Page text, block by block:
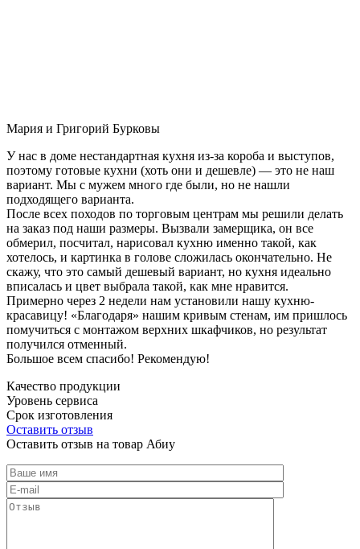
Мария и Григорий Бурковы
У нас в доме нестандартная кухня из-за короба и выступов,
поэтому готовые кухни (хоть они и дешевле) — это не наш
вариант. Мы с мужем много где были, но не нашли
подходящего варианта.
После всех походов по торговым центрам мы решили делать
на заказ под наши размеры. Вызвали замерщика, он все
обмерил, посчитал, нарисовал кухню именно такой, как
хотелось, и картинка в голове сложилась окончательно. Не
скажу, что это самый дешевый вариант, но кухня идеально
вписалась и цвет выбрала такой, как мне нравится.
Примерно через 2 недели нам установили нашу кухню-
красавицу! «Благодаря» нашим кривым стенам, им пришлось
помучиться с монтажом верхних шкафчиков, но результат
получился отменный.
Большое всем спасибо! Рекомендую!
Качество продукции
Уровень сервиса
Срок изготовления
Оставить отзыв
Оставить отзыв на товар Абиу